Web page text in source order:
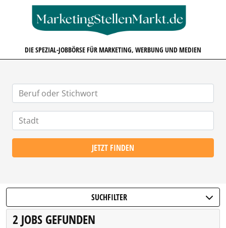
DIE SPEZIAL-JOBBÖRSE FÜR MARKETING, WERBUNG UND MEDIEN
JETZT FINDEN
SUCHFILTER
2 JOBS GEFUNDEN